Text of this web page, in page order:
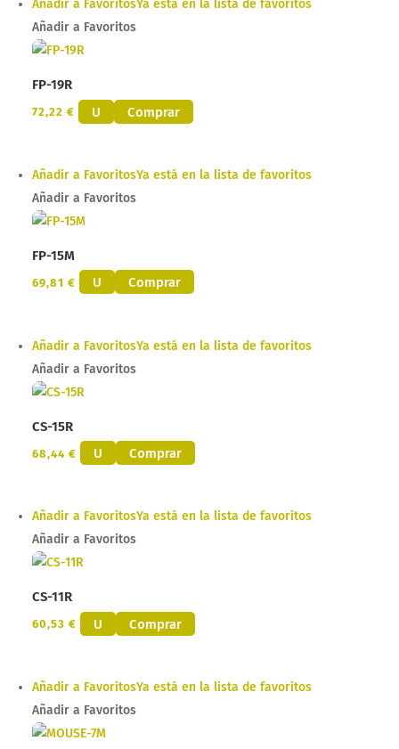
Añadir a FavoritosYa está en la lista de favoritos
Añadir a Favoritos
FP-19R
72,22€ U Comprar
Añadir a FavoritosYa está en la lista de favoritos
Añadir a Favoritos
FP-15M
69,81€ U Comprar
Añadir a FavoritosYa está en la lista de favoritos
Añadir a Favoritos
CS-15R
68,44€ U Comprar
Añadir a FavoritosYa está en la lista de favoritos
Añadir a Favoritos
CS-11R
60,53€ U Comprar
Añadir a FavoritosYa está en la lista de favoritos
Añadir a Favoritos